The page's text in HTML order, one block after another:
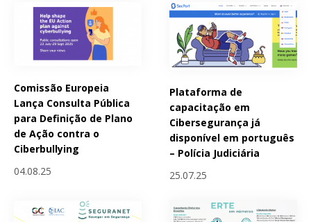
Comissão Europeia
Lança Consulta Pública
para Definição de Plano
de Ação contra o
Ciberbullying
04.08.25
Plataforma de
capacitação em
Cibersegurança já
disponível em português
– Polícia Judiciária
25.07.25